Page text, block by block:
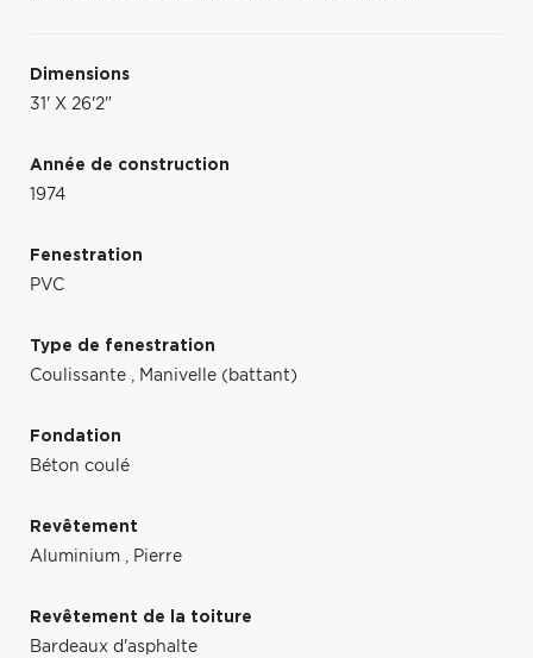
Dimensions
31' X 26'2"
Année de construction
1974
Fenestration
PVC
Type de fenestration
Coulissante , Manivelle (battant)
Fondation
Béton coulé
Revêtement
Aluminium , Pierre
Revêtement de la toiture
Bardeaux d'asphalte